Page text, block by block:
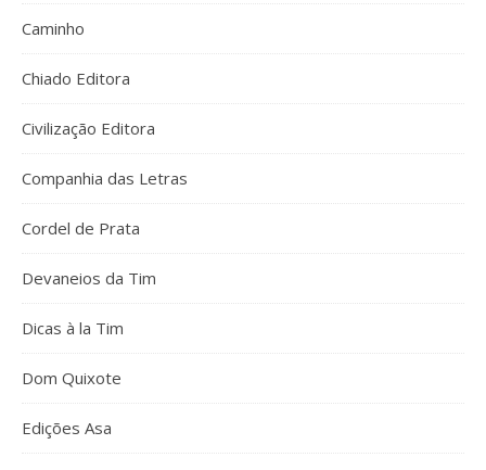
Caminho
Chiado Editora
Civilização Editora
Companhia das Letras
Cordel de Prata
Devaneios da Tim
Dicas à la Tim
Dom Quixote
Edições Asa